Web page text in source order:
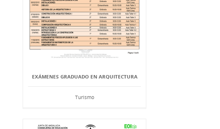
EXÁMENES GRADUADO EN ARQUITECTURA
Turismo